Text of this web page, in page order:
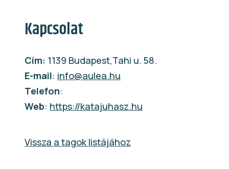
Kapcsolat
Cím: 1139 Budapest,Tahi u. 58.
E-mail: info@aulea.hu
Telefon:
Web: https://katajuhasz.hu
Vissza a tagok listájához